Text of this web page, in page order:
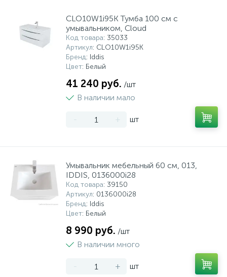
CLO10W1i95K Тумба 100 см с
умывальником, Cloud
Код товара: 35033
Артикул: CLO10W1i95K
Бренд: Iddis
Цвет: Белый
41 240 руб. /шт
В наличии мало
- + шт
Умывальник мебельный 60 см, 013,
IDDIS, 0136000i28
Код товара: 39150
Артикул: 0136000i28
Бренд: Iddis
Цвет: Белый
8 990 руб. /шт
В наличии много
- + шт